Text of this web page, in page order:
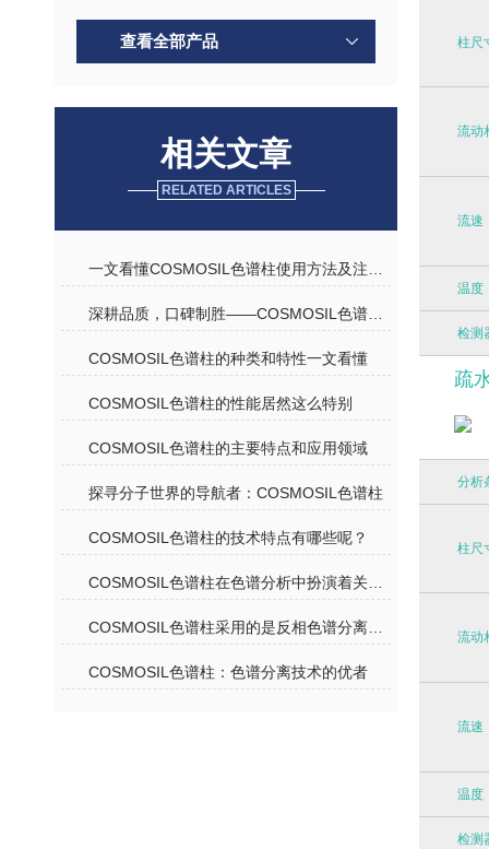
查看全部产品
相关文章
RELATED ARTICLES
COSMOSIL色谱柱的种类和特性一文看懂
COSMOSIL色谱柱的性能居然这么特别
COSMOSIL色谱柱的主要特点和应用领域
探寻分子世界的导航者：COSMOSIL色谱柱
COSMOSIL色谱柱的技术特点有哪些呢？
COSMOSIL色谱柱：色谱分离技术的优者
柱尺
流动
流速
温度
检测
疏
分析
柱尺
流动
流速
温度
检测